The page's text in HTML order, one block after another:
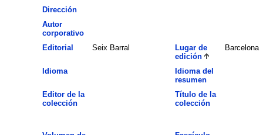
Dirección
Autor
corporativo
Editorial
Seix Barral
Lugar de
edición
Barcelona
Idioma
Idioma del
resumen
Editor de la
colección
Título de la
colección